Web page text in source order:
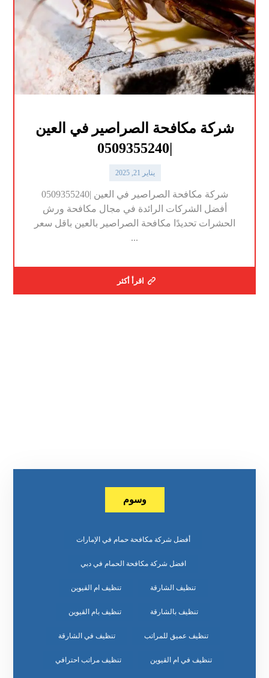
شركة مكافحة الصراصير في العين
يناير 21, 2025
شركة مكافحة الصراصير في العين |0509355240
أفضل الشركات الرائدة في مجال مكافحة ورش
الحشرات تحديدًا مكافحة الصراصير بالعين باقل سعر
...
اقرأ أكثر
وسوم
أفضل شركة مكافحة حمام في الإمارات
افضل شركة مكافحة الحمام في دبي
تنظيف الشارقة تنظيف ام القيوين
تنظيف بالشارقة تنظيف بام القيوين
تنظيف عميق للمراتب تنظيف في الشارقة
تنظيف في ام القيوين تنظيف مراتب احترافي